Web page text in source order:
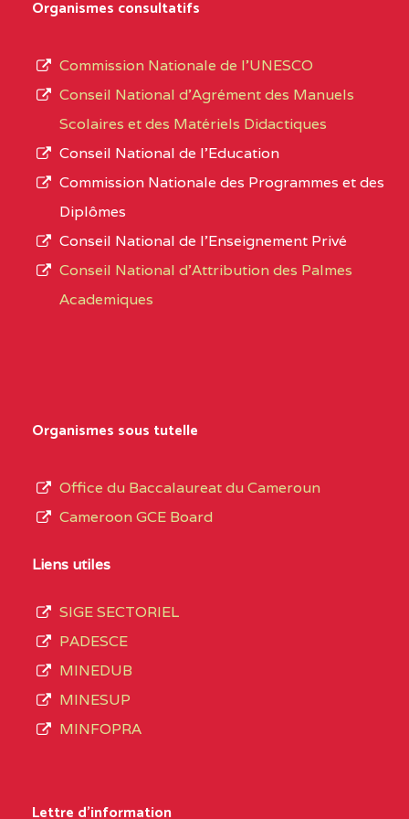
PROFESSIONNEL
(CEGEP) STE FOI BP
:4740 YAOUNDE
CENTRE
COLLEGE PANAFRICAIN
DE L'EXCELLENCE BP
CENTRE
COLLEGE PRIVE
CENTRE
COLLEGE PRIVE LAIC
SAINT MICHEL
CENTRE
CENTRE
type
L’offre
d’éducation
de
du
de
septembre
2020
compte
3408
Organismes consultatifs
Commission Nationale de l’UNESCO
Conseil National d’Agrément des Manuels
Scolaires et des Matériels Didactiques
Conseil National de l’Education
Commission Nationale des Programmes et des
Diplômes
Conseil National de l’Enseignement Privé
Conseil National d'Attribution des Palmes
Academiques
Organismes sous tutelle
Office du Baccalaureat du Cameroun
Cameroon GCE Board
Liens utiles
SIGE SECTORIEL
PADESCE
MINEDUB
MINESUP
MINFOPRA
Lettre d'information